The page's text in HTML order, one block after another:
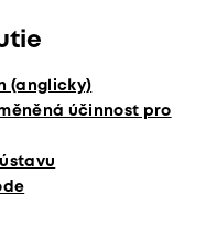
(anglicky)
účinnost pro